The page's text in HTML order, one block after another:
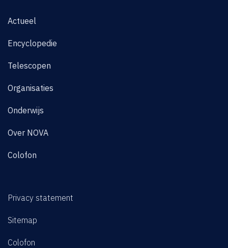
Actueel
Encyclopedie
Telescopen
Organisaties
Onderwijs
Over NOVA
Colofon
Privacy statement
Sitemap
Colofon